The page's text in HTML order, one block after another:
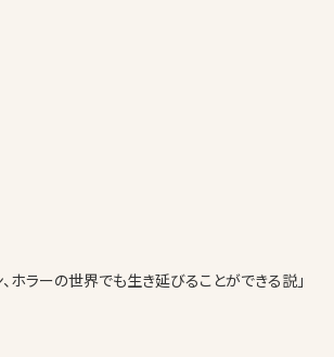
ホラーの世界でも生き延びることができる説」